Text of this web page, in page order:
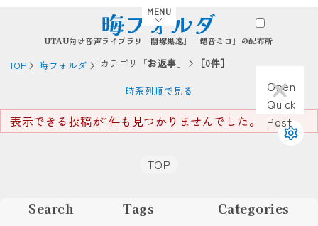
晦フォルダ
UTAU向け音声ライブラリ「闇塚黒逸」「偲音ミヨ」の配布所
MENU
TOP 晦フォルダ カテゴリ「お返事 」 ［0件］
時系列順で見る
表示できる投稿が1件も見つかりませんでした。
TOP
Search Tags Categories
Open
Quick
Post